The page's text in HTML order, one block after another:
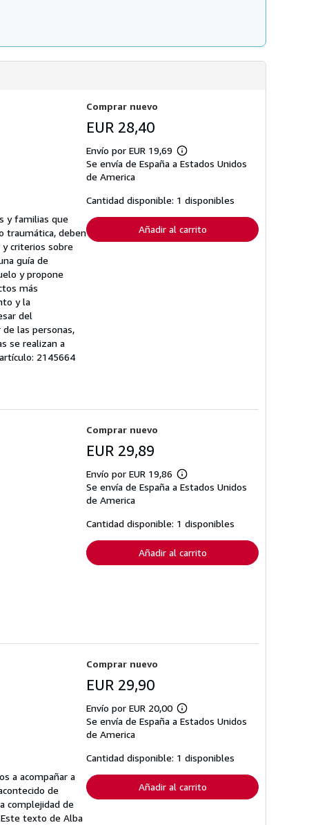
y familias que
traumática, deben
y criterios sobre
guía de
y propone
más
y la
del
las personas,
se realizan a
2145664
Comprar nuevo
EUR 28,40
Envío por EUR 19,69
Más
información
tarifas
de
envío
Se envía de España a Estados Unidos
de America
Cantidad disponible: 1 disponibles
Añadir al carrito
Comprar nuevo
EUR 29,89
Envío por EUR 19,86
Más
información
tarifas
de
envío
Se envía de España a Estados Unidos
de America
Cantidad disponible: 1 disponibles
Añadir al carrito
a acompañar a
de
complejidad de
texto de Alba
Comprar nuevo
EUR 29,90
Envío por EUR 20,00
Más
información
tarifas
de
envío
Se envía de España a Estados Unidos
de America
Cantidad disponible: 1 disponibles
Añadir al carrito